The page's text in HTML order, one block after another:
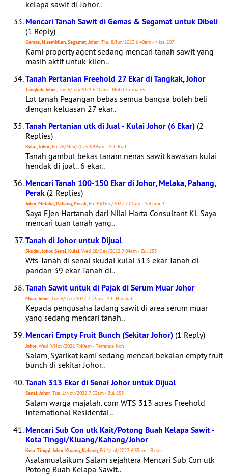
kelapa sawit di Johor..
Mencari Tanah Sawit di Gemas & Segamat untuk Dibeli
(1 Reply)
Gemas, N.sembilan, Segamat, Johor, Thu 8/Jun/2023 6:40am - Niza 207
Kami property agent sedang mencari tanah sawit yang
masih aktif untuk klien..
Tanah Pertanian Freehold 27 Ekar di Tangkak, Johor
Tangkak, Johor, Tue 6/Jun/2023 6:40am - Mohd Fairuz 33
Lot tanah Pegangan bebas semua bangsa boleh beli
dengan keluasan 27 ekar..
Tanah Pertanian utk di Jual - Kulai Johor (6 Ekar) (2
Replies)
Kulai, Johor, Fri 26/May/2023 6:49am - Ash Rraf
Tanah gambut bekas tanam nenas sawit kawasan kulai
hendak di jual.. 6 ekar..
Mencari Tanah 100-150 Ekar di Johor, Melaka, Pahang,
Perak (2 Replies)
Johor, Melaka, Pahang, Perak, Fri 30/Dec/2022 7:01am - Suhaini 3
Saya Ejen Hartanah dari Nilai Harta Consultant KL Saya
mencari tuan tanah yang..
Tanah di Johor untuk Dijual
Skudai, Johor, Senai, Kulai, Wed 28/Dec/2022 7:04am - Zul 253
Wts Tanah di senai skudai kulai 313 ekar Tanah di
pandan 39 ekar Tanah di..
Tanah Sawit untuk di Pajak di Serum Muar Johor
Muar, Johor, Tue 6/Dec/2022 7:22am - Siti Hidayati
Kepada pengusaha ladang sawit di area serum muar
yang sedang mencari tanah..
Mencari Empty Fruit Bunch (Sekitar Johor) (1 Reply)
Johor, Wed 9/Nov/2022 7:40am - Terrence Koh
Salam, Syarikat kami sedang mencari bekalan empty fruit
bunch di sekitar Johor..
Tanah 313 Ekar di Senai Johor untuk Dijual
Senai, Johor, Tue 1/Nov/2022 7:53am - Zul 253
Salam warga majalah. com WTS 313 acres Freehold
International Residental..
Mencari Sub Con utk Kait/Potong Buah Kelapa Sawit -
Kota Tinggi/Kluang/Kahang/Johor
Kota Tinggi, Johor, Kluang, Kahang, Fri 1/Jul/2022 6:35am - Bxser
Asalamualaikum Salam sejahtera Mencari Sub Con utk
Potong Buah Kelapa Sawit..